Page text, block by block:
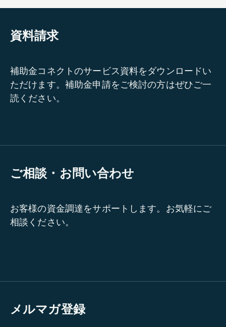
資料請求
補助金コネクトのサービス資料をダウンロードい
ただけます。補助金申請をご検討の方はぜひご一
読ください。
ご相談・お問い合わせ
お客様の資金調達をサポートします。お気軽にご
相談ください。
メルマガ登録